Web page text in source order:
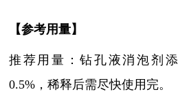
【参考用量】
推荐用量：钻孔液消泡剂
0.5%，稀释后需尽快使用完。